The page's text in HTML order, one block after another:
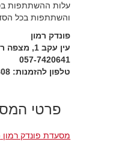
והשתתפות בכל
פונדק רמון
עין עקב 1, מצפה רמון.
057-7420641
טלפון להזמנות: 1-800-800-808
פרטי
מסעדת פונדק רמון